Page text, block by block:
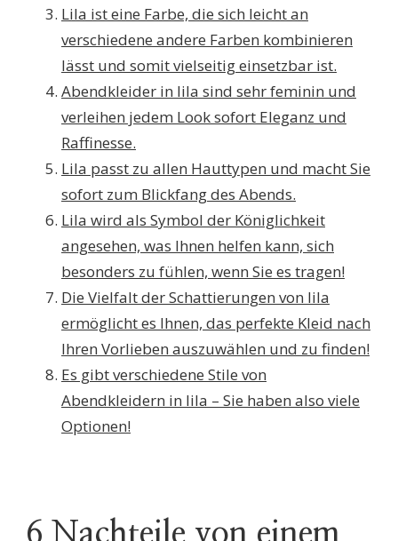
Lila ist eine Farbe, die sich leicht an
verschiedene andere Farben kombinieren
lässt und somit vielseitig einsetzbar ist.
Abendkleider in lila sind sehr feminin und
verleihen jedem Look sofort Eleganz und
Raffinesse.
Lila passt zu allen Hauttypen und macht Sie
sofort zum Blickfang des Abends.
Lila wird als Symbol der Königlichkeit
angesehen, was Ihnen helfen kann, sich
besonders zu fühlen, wenn Sie es tragen!
Die Vielfalt der Schattierungen von lila
ermöglicht es Ihnen, das perfekte Kleid nach
Ihren Vorlieben auszuwählen und zu finden!
Es gibt verschiedene Stile von
Abendkleidern in lila – Sie haben also viele
Optionen!
6 Nachteile von einem